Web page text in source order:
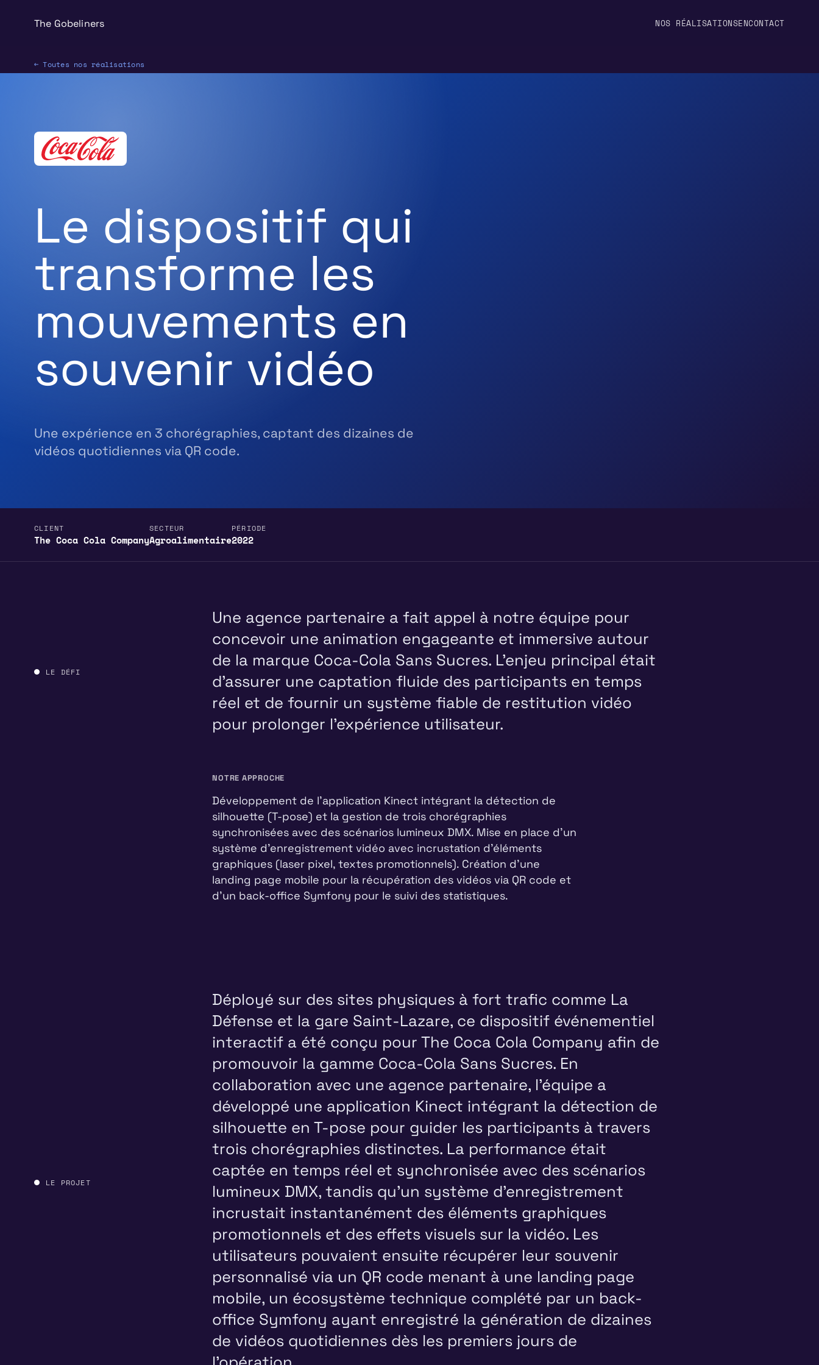
The Gobeliners NOS RÉALISATIONSENCONTACT
← Toutes nos réalisations
Le dispositif qui
transforme les
mouvements en
souvenir vidéo
Une expérience en 3 chorégraphies, captant des dizaines de
vidéos quotidiennes via QR code.
CLIENT
The Coca Cola Company
SECTEUR
Agroalimentaire
PÉRIODE
2022
LE DÉFI
Une agence partenaire a fait appel à notre équipe pour
concevoir une animation engageante et immersive autour
de la marque Coca-Cola Sans Sucres. L'enjeu principal était
d'assurer une captation fluide des participants en temps
réel et de fournir un système fiable de restitution vidéo
pour prolonger l'expérience utilisateur.
NOTRE APPROCHE
Développement de l'application Kinect intégrant la détection de
silhouette (T-pose) et la gestion de trois chorégraphies
synchronisées avec des scénarios lumineux DMX. Mise en place d'un
système d'enregistrement vidéo avec incrustation d'éléments
graphiques (laser pixel, textes promotionnels). Création d'une
landing page mobile pour la récupération des vidéos via QR code et
d'un back-office Symfony pour le suivi des statistiques.
LE PROJET
Déployé sur des sites physiques à fort trafic comme La
Défense et la gare Saint-Lazare, ce dispositif événementiel
interactif a été conçu pour The Coca Cola Company afin de
promouvoir la gamme Coca-Cola Sans Sucres. En
collaboration avec une agence partenaire, l'équipe a
développé une application Kinect intégrant la détection de
silhouette en T-pose pour guider les participants à travers
trois chorégraphies distinctes. La performance était
captée en temps réel et synchronisée avec des scénarios
lumineux DMX, tandis qu'un système d'enregistrement
incrustait instantanément des éléments graphiques
promotionnels et des effets visuels sur la vidéo. Les
utilisateurs pouvaient ensuite récupérer leur souvenir
personnalisé via un QR code menant à une landing page
mobile, un écosystème technique complété par un back-
office Symfony ayant enregistré la génération de dizaines
de vidéos quotidiennes dès les premiers jours de